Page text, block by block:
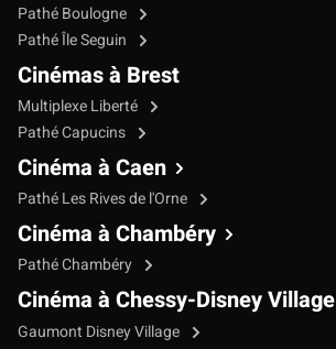
Pathé Boulogne
Pathé Île Seguin
Cinémas à Brest
Multiplexe Liberté
Pathé Capucins
Cinéma à Caen
Pathé Les Rives de l'Orne
Cinéma à Chambéry
Pathé Chambéry
Cinéma à Chessy-Disney Village
Gaumont Disney Village